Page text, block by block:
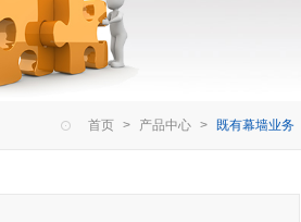
首页 > 产品中心 > 既有幕墙业务